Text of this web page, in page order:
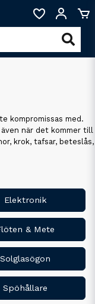
kompromissas med.
när det kommer till
krok, tafsar, beteslås,
Elektronik
& Mete
Solglasögon
Spöhållare